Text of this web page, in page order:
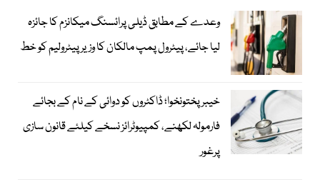
وعدے کے مطابق ڈیلی پرائسنگ میکانزم کا جائزہ
لیا جائے، پیٹرول پمپ مالکان کا وزیرپیٹرولیم کو خط
خیبرپختونخوا؛ ڈاکٹروں کو دوائی کے نام کے بجائے
فارمولہ لکھنے، کمپیوٹرائز نسخے کیلئے قانون سازی
پرغور